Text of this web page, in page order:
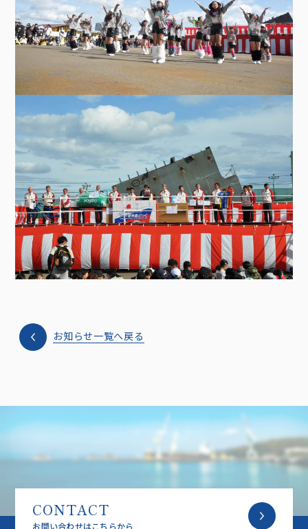
お知らせ一覧へ戻る
CONTACT
お問い合わせはこちらから